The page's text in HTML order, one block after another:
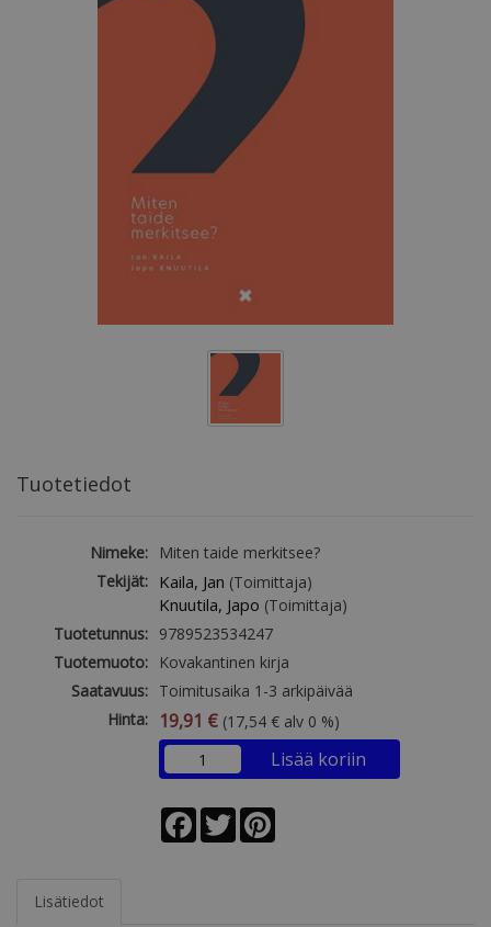
Tuotetiedot
Nimeke:
Miten taide merkitsee?
Tekijät: Kaila, Jan (Toimittaja)
Knuutila, Japo (Toimittaja)
Tuotetunnus: 9789523534247
Tuotemuoto:
Kovakantinen kirja
Saatavuus: Toimitusaika 1-3 arkipäivää
Hinta:
19,91 € (17,54 € alv 0 %)
Lisää koriin
Facebook
Twitter
Lisätiedot